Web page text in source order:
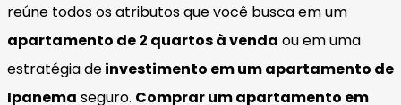
reúne todos os atributos que você busca em um
apartamento de 2 quartos à venda ou em uma
estratégia deinvestimento em um apartamento de
Ipanema seguro. Comprar um apartamento em